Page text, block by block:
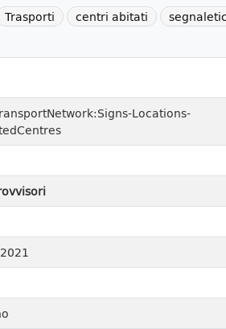
Trasporti centri abitati
Locations-